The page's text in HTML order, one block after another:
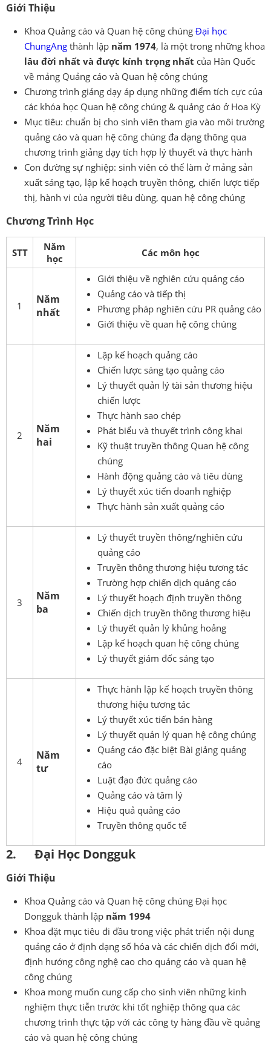
Giới Thiệu
Khoa Quảng cáo và Quan hệ công chúng Đại học
ChungAng thành lập năm 1974, là một trong những khoa
lâu đời nhất và được kính trọng nhất của Hàn Quốc
về mảng Quảng cáo và Quan hệ công chúng
Chương trình giảng dạy áp dụng những điểm tích cực của
các khóa học Quan hệ công chúng & quảng cáo ở Hoa Kỳ
Mục tiêu: chuẩn bị cho sinh viên tham gia vào môi trường
quảng cáo và quan hệ công chúng đa dạng thông qua
chương trình giảng dạy tích hợp lý thuyết và thực hành
Con đường sự nghiệp: sinh viên có thể làm ở mảng sản
xuất sáng tạo, lập kế hoạch truyền thông, chiến lược tiếp
thị, hành vi của người tiêu dùng, quan hệ công chúng
Chương Trình Học
STT
Năm
học
Các môn học
1
Năm
nhất
Giới thiệu về nghiên cứu quảng cáo
Quảng cáo và tiếp thị
Phương pháp nghiên cứu PR quảng cáo
Giới thiệu về quan hệ công chúng
2
Năm
hai
Lập kế hoạch quảng cáo
Chiến lược sáng tạo quảng cáo
Lý thuyết quản lý tài sản thương hiệu
chiến lược
Thực hành sao chép
Phát biểu và thuyết trình công khai
Kỹ thuật truyền thông Quan hệ công
chúng
Hành động quảng cáo và tiêu dùng
Lý thuyết xúc tiến doanh nghiệp
Thực hành sản xuất quảng cáo
3
Năm
ba
Lý thuyết truyền thông/nghiên cứu
quảng cáo
Truyền thông thương hiệu tương tác
Trường hợp chiến dịch quảng cáo
Lý thuyết hoạch định truyền thông
Chiến dịch truyền thông thương hiệu
Lý thuyết quản lý khủng hoảng
Lập kế hoạch quan hệ công chúng
Lý thuyết giám đốc sáng tạo
4
Năm
tư
Thực hành lập kế hoạch truyền thông
thương hiệu tương tác
Lý thuyết xúc tiến bán hàng
Lý thuyết quản lý quan hệ công chúng
Quảng cáo đặc biệt Bài giảng quảng
cáo
Luật đạo đức quảng cáo
Quảng cáo và tâm lý
Hiệu quả quảng cáo
Truyền thông quốc tế
2. Đại Học Dongguk
Giới Thiệu
Khoa Quảng cáo và Quan hệ công chúng Đại học
Dongguk thành lập năm 1994
Khoa đặt mục tiêu đi đầu trong việc phát triển nội dung
quảng cáo ở định dạng số hóa và các chiến dịch đổi mới,
định hướng công nghệ cao cho quảng cáo và quan hệ
công chúng
Khoa mong muốn cung cấp cho sinh viên những kinh
nghiệm thực tiễn trước khi tốt nghiệp thông qua các
chương trình thực tập với các công ty hàng đầu về quảng
cáo và quan hệ công chúng